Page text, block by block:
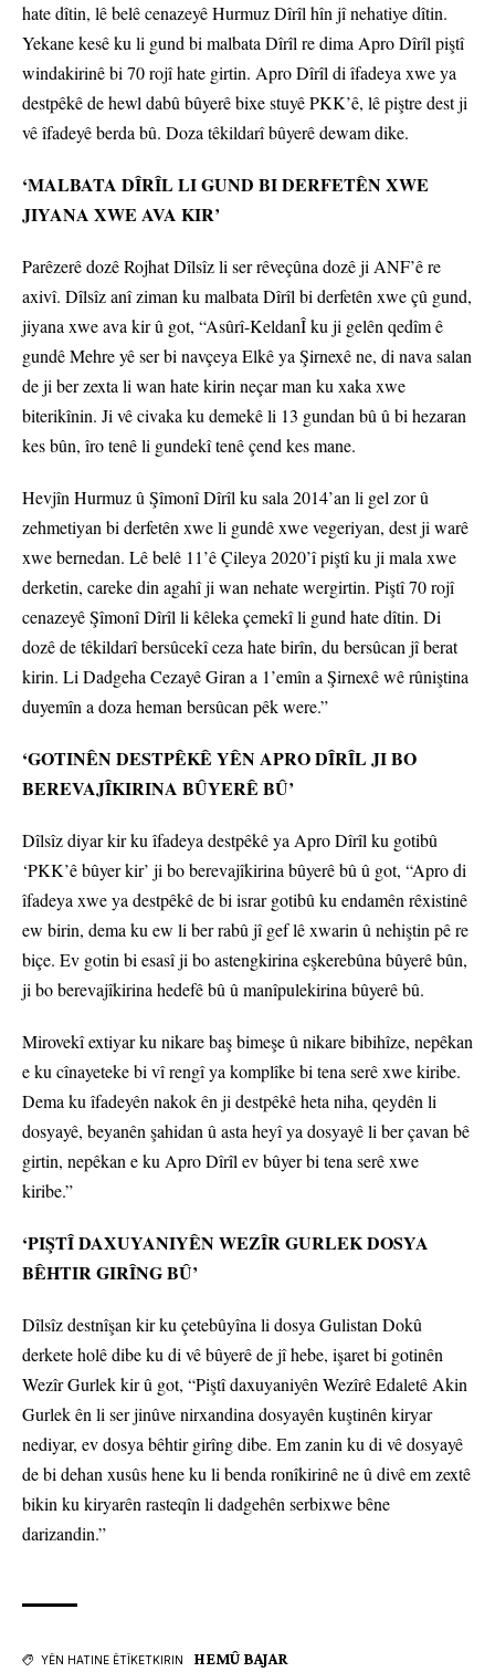
hate dîtin, lê belê cenazeyê Hurmuz Dîrîl hîn jî nehatiye dîtin.
Yekane kesê ku li gund bi malbata Dîrîl re dima Apro Dîrîl piştî
windakirinê bi 70 rojî hate girtin. Apro Dîrîl di îfadeya xwe ya
destpêkê de hewl dabû bûyerê bixe stuyê PKK’ê, lê piştre dest ji
vê îfadeyê berda bû. Doza têkildarî bûyerê dewam dike.
‘MALBATA DÎRÎL LI GUND BI DERFETÊN XWE
JIYANA XWE AVA KIR’
Parêzerê dozê Rojhat Dîlsîz li ser rêveçûna dozê ji ANF’ê re
axivî. Dîlsîz anî ziman ku malbata Dîrîl bi derfetên xwe çû gund,
jiyana xwe ava kir û got, “Asûrî-KeldanÎ ku ji gelên qedîm ê
gundê Mehre yê ser bi navçeya Elkê ya Şirnexê ne, di nava salan
de ji ber zexta li wan hate kirin neçar man ku xaka xwe
biterikînin. Ji vê civaka ku demekê li 13 gundan bû û bi hezaran
kes bûn, îro tenê li gundekî tenê çend kes mane.
Hevjîn Hurmuz û Şîmonî Dîrîl ku sala 2014’an li gel zor û
zehmetiyan bi derfetên xwe li gundê xwe vegeriyan, dest ji warê
xwe bernedan. Lê belê 11’ê Çileya 2020’î piştî ku ji mala xwe
derketin, careke din agahî ji wan nehate wergirtin. Piştî 70 rojî
cenazeyê Şîmonî Dîrîl li kêleka çemekî li gund hate dîtin. Di
dozê de têkildarî bersûcekî ceza hate birîn, du bersûcan jî berat
kirin. Li Dadgeha Cezayê Giran a 1’emîn a Şirnexê wê rûniştina
duyemîn a doza heman bersûcan pêk were.”
‘GOTINÊN DESTPÊKÊ YÊN APRO DÎRÎL JI BO
BEREVAJÎKIRINA BÛYERÊ BÛ’
Dîlsîz diyar kir ku îfadeya destpêkê ya Apro Dîrîl ku gotibû
‘PKK’ê bûyer kir’ ji bo berevajîkirina bûyerê bû û got, “Apro di
îfadeya xwe ya destpêkê de bi israr gotibû ku endamên rêxistinê
ew birin, dema ku ew li ber rabû jî gef lê xwarin û nehiştin pê re
biçe. Ev gotin bi esasî ji bo astengkirina eşkerebûna bûyerê bûn,
ji bo berevajîkirina hedefê bû û manîpulekirina bûyerê bû.
Mirovekî extiyar ku nikare baş bimeşe û nikare bibihîze, nepêkan
e ku cînayeteke bi vî rengî ya komplîke bi tena serê xwe kiribe.
Dema ku îfadeyên nakok ên ji destpêkê heta niha, qeydên li
dosyayê, beyanên şahidan û asta heyî ya dosyayê li ber çavan bê
girtin, nepêkan e ku Apro Dîrîl ev bûyer bi tena serê xwe
kiribe.”
‘PIŞTÎ DAXUYANIYÊN WEZÎR GURLEK DOSYA
BÊHTIR GIRÎNG BÛ’
Dîlsîz destnîşan kir ku çetebûyîna li dosya Gulistan Dokû
derkete holê dibe ku di vê bûyerê de jî hebe, işaret bi gotinên
Wezîr Gurlek kir û got, “Piştî daxuyaniyên Wezîrê Edaletê Akin
Gurlek ên li ser jinûve nirxandina dosyayên kuştinên kiryar
nediyar, ev dosya bêhtir girîng dibe. Em zanin ku di vê dosyayê
de bi dehan xusûs hene ku li benda ronîkirinê ne û divê em zextê
bikin ku kiryarên rasteqîn li dadgehên serbixwe bêne
darizandin.”
YÊN HATINE ÊTÎKETKIRIN HEMÛ BAJAR